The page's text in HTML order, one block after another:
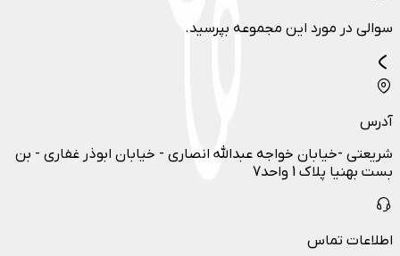
سوالی در مورد این مجموعه بپرسید.
آدرس
شریعتی -خیابان خواجه عبدالله انصاری - خیابان ابوذر غفاری - بن
بست بهنیا پلاک 1 واحد7
اطلاعات تماس